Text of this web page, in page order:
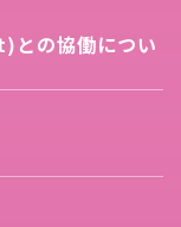
との協働につい